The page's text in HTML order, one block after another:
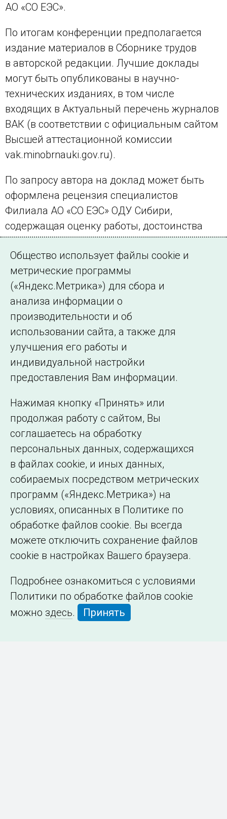
АО «СО ЕЭС».
По итогам конференции предполагается
издание материалов в Сборнике трудов
в авторской редакции. Лучшие доклады
могут быть опубликованы в научно-
технических изданиях, в том числе
входящих в Актуальный перечень журналов
ВАК (в соответствии с официальным сайтом
Высшей аттестационной комиссии
vak.minobrnauki.gov.ru).
По запросу автора на доклад может быть
оформлена рецензия специалистов
Филиала АО «СО ЕЭС» ОДУ Сибири,
содержащая оценку работы, достоинства
и недостатки проработки темы,
её актуальность.
©2005–2026 АО «СО ЕЭС»
Филиалы и
представительства
Сведения об
образовательной
организации
Общество использует файлы cookie и
метрические программы
(«Яндекс.Метрика») для сбора и
анализа информации о
производительности и об
использовании сайта, а также для
улучшения его работы и
индивидуальной настройки
предоставления Вам информации.
Нажимая кнопку «Принять» или
продолжая работу с сайтом, Вы
соглашаетесь на обработку
персональных данных, содержащихся
в файлах cookie, и иных данных,
собираемых посредством метрических
программ («Яндекс.Метрика») на
условиях, описанных в Политике по
обработке файлов cookie. Вы всегда
можете отключить сохранение файлов
cookie в настройках Вашего браузера.
Подробнее ознакомиться с условиями
Политики по обработке файлов cookie
можно здесь. Принять